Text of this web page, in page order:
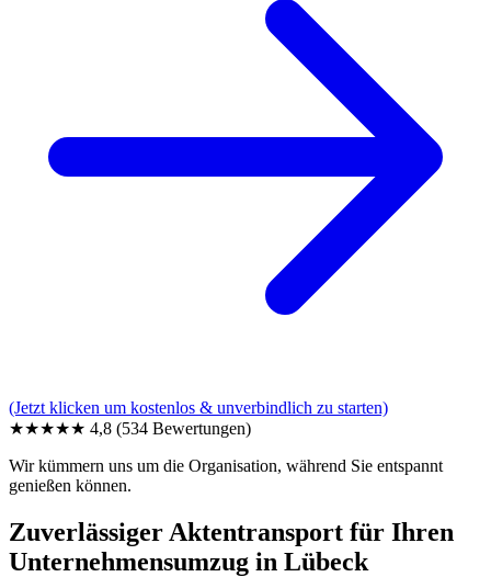
(Jetzt klicken um kostenlos & unverbindlich zu starten)
★★★★★ 4,8 (534 Bewertungen)
Wir kümmern uns um die Organisation, während Sie entspannt
genießen können.
Zuverlässiger Aktentransport für Ihren
Unternehmensumzug in Lübeck